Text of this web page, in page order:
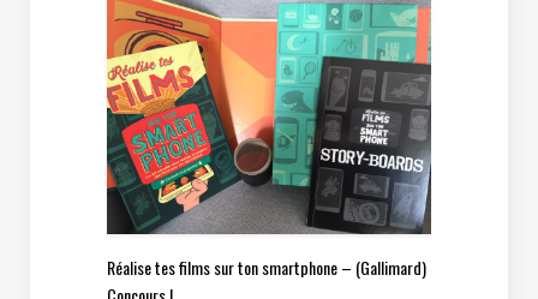
Réalise tes films sur ton smartphone – (Gallimard)